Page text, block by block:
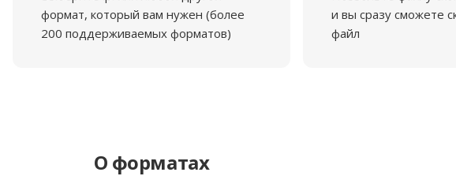
формат, который вам нужен (более
200 поддерживаемых форматов)
и вы сразу сможете
файл
О форматах